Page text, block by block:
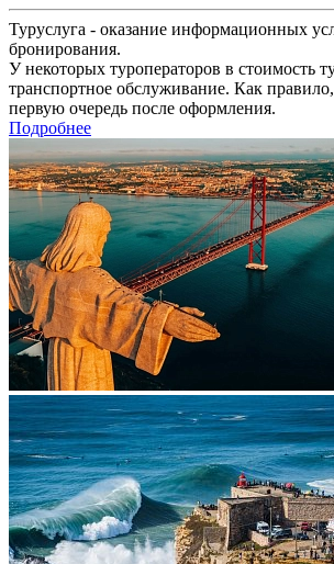
Туруслуга - оказание информационных
бронирования.
У некоторых туроператоров в стоимость
транспортное обслуживание. Как правило,
первую очередь после оформления.
Подробнее